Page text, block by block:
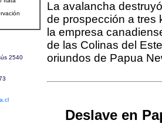
La avalancha
de prospección a tres
la empresa
de las Colinas del
oriundos de Papua
Deslave en